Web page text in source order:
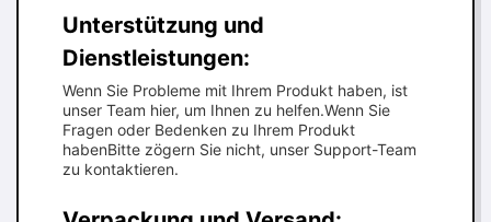
Unterstützung und
Dienstleistungen:
Wenn Sie Probleme mit Ihrem Produkt haben, ist
unser Team hier, um Ihnen zu helfen.Wenn Sie
Fragen oder Bedenken zu Ihrem Produkt
habenBitte zögern Sie nicht, unser Support-Team
zu kontaktieren.